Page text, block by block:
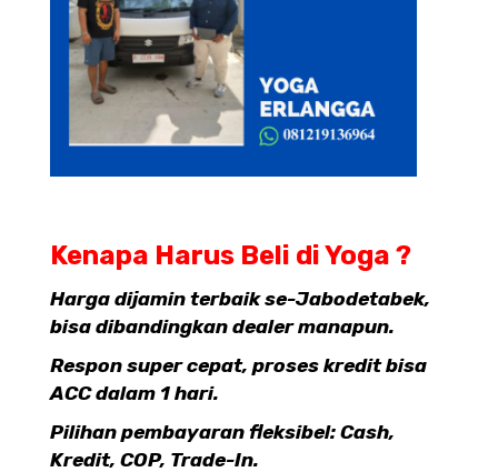
Kenapa Harus Beli di Yoga ?
Harga dijamin terbaik se-Jabodetabek,
bisa dibandingkan dealer manapun.
Respon super cepat, proses kredit bisa
ACC dalam 1 hari.
Pilihan pembayaran fleksibel: Cash,
Kredit, COP, Trade-In.